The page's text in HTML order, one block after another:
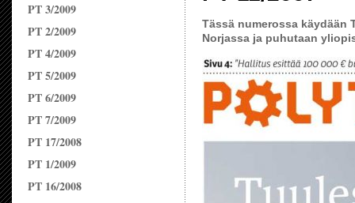
PT 3/2009
PT 2/2009
PT 4/2009
PT 5/2009
PT 6/2009
PT 7/2009
PT 17/2008
PT 1/2009
PT 16/2008
Tässä numerossa käydään
Norjassa ja puhutaan